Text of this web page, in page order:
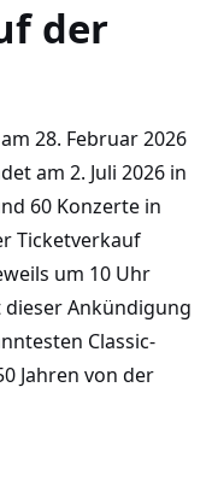
der
28. Februar 2026
am 2. Juli 2026 in
60 Konzerte in
Ticketverkauf
um 10 Uhr
Ankündigung
Classic-
Jahren von der